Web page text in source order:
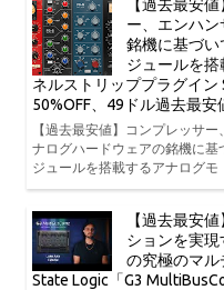
【過去最安
ー、エンハ
銘機に基づ
ジュールを
ネルストリッププラグイ
50%OFF、49ドル過去最安
【過去最安値】コンプレッサ
ナログハードウェアの銘機に
ジュールを搭載するアナログモ
【過去最安
ションを実
の究極のマル
State Logic「G3